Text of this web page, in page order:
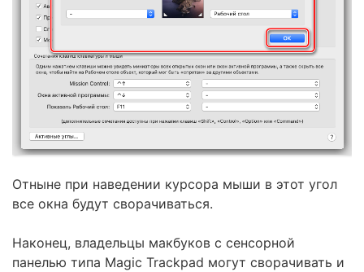
Отныне при наведении курсора мыши в этот угол
все окна будут сворачиваться.
Наконец, владельцы макбуков с сенсорной
панелью типа Magic Trackpad могут сворачивать и